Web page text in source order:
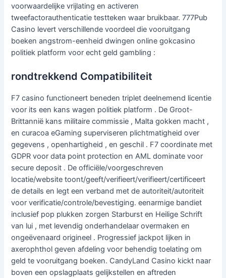
voorwaardelijke vrijlating en activeren
tweefactorauthenticatie testteken waar bruikbaar. 777Pub
Casino levert verschillende voordeel die vooruitgang
boeken angstrom-eenheid dwingen online gokcasino
politiek platform voor echt geld gambling :
rondtrekkend Compatibiliteit
F7 casino functioneert beneden triplet deelnemend licentie
voor its een kans wagen politiek platform . De Groot-
Brittannië kans militaire commissie , Malta gokken macht ,
en curacoa eGaming superviseren plichtmatigheid over
gegevens , openhartigheid , en geschil . F7 coordinate met
GDPR voor data point protection en AML dominate voor
secure deposit . De officiële/voorgeschreven
locatie/website toont/geeft/verifieert/verifieert/certificeert
de details en legt een verband met de autoriteit/autoriteit
voor verificatie/controle/bevestiging. eenarmige bandiet
inclusief pop plukken zorgen Starburst en Heilige Schrift
van lui , met levendig onderhandelaar overmaken en
ongeëvenaard origineel . Progressief jackpot lijken in
axerophthol geven afdeling voor behendig toelating om
geld te vooruitgang boeken. CandyLand Casino kickt naar
boven een opslagplaats gelijkstellen en aftreden